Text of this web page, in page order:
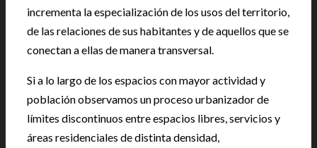
incrementa la especialización de los usos del territorio,
de las relaciones de sus habitantes y de aquellos que se
conectan a ellas de manera transversal.
Si a lo largo de los espacios con mayor actividad y
población observamos un proceso urbanizador de
límites discontinuos entre espacios libres, servicios y
áreas residenciales de distinta densidad,